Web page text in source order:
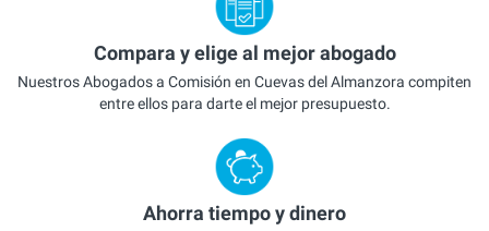
Compara y elige al mejor abogado
Nuestros Abogados a Comisión en Cuevas del Almanzora compiten
entre ellos para darte el mejor presupuesto.
Ahorra tiempo y dinero